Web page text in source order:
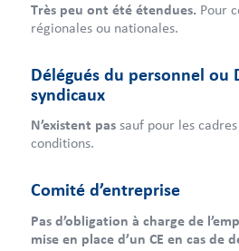
Très peu ont été étendues. Pour
régionales ou nationales.
Délégués du personnel ou
syndicaux
N’existent passauf pour les
conditions.
Comité d’entreprise
Pas d’obligation à charge de
mise en place d’un CE en cas de